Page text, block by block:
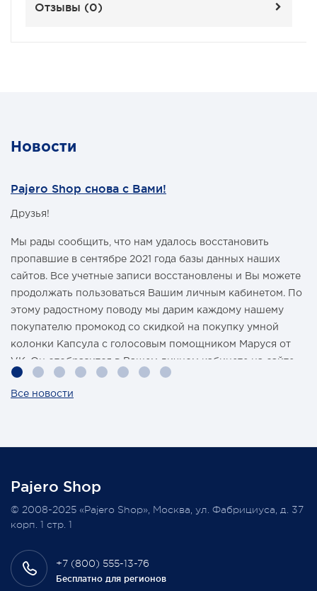
Отзывы (0)
Новости
Pajero Shop снова с Вами!
Друзья!
Мы рады сообщить, что нам удалось восстановить
пропавшие в сентябре 2021 года базы данных наших
сайтов. Все учетные записи восстановлены и Вы можете
продолжать пользоваться Вашим личным кабинетом. По
этому радостному поводу мы дарим каждому нашему
покупателю промокод со скидкой на покупку умной
колонки Капсула с голосовым помощником Маруся от
VK. Он отобразится в Вашем личном кабинете на сайте
магазина Pajero Shop 14 февраля.
Всегда Ваш, Pajero Shop
3 февраля 2022
Все новости
Pajero Shop
+7 (800) 555-13-76
Бесплатно для регионов
© 2008-2025 «Pajero Shop», Москва, ул. Фабрициуса, д. 37
корп. 1 стр. 1